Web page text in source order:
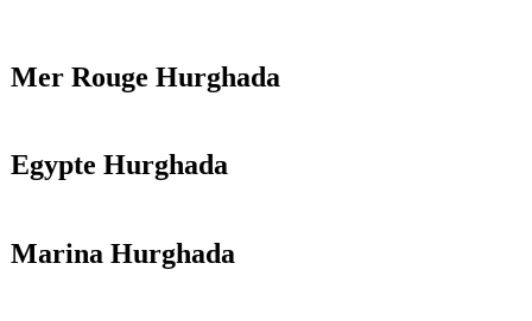
Mer Rouge Hurghada
Egypte Hurghada
Marina Hurghada